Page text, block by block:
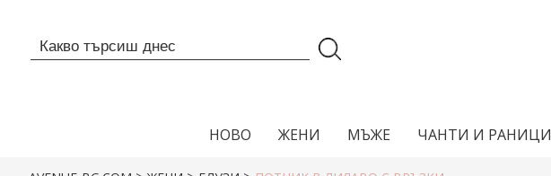
НОВО ЖЕНИ МЪЖЕ ЧАНТИ И РАНИЦИ